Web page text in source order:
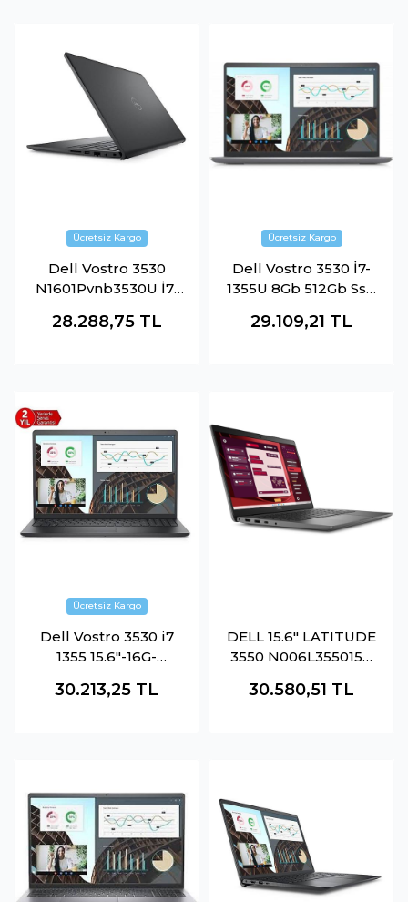
Dell Vostro 3530
N1601Pvnb3530U İ7-
O-B Intel Iris Xe 15.6"
28.288,75 TL
Dell Vostro 3530 İ7-
1355U 8Gb 512Gb Ssd
N1601Pvnb3530U
29.109,21 TL
Dell Vostro 3530 i7
1355 15.6"-16G-
30.213,25 TL
DELL 15.6" LATITUDE
3550 N006L355015U
RAM-512GB NVME--
30.580,51 TL